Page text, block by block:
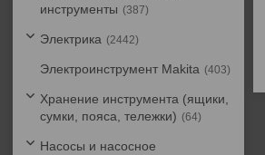
инструменты
387
Электрика 2442
Электроинструмент Makita 403
Хранение инструмента (ящики,
сумки, пояса, тележки)
64
Насосы и насосное